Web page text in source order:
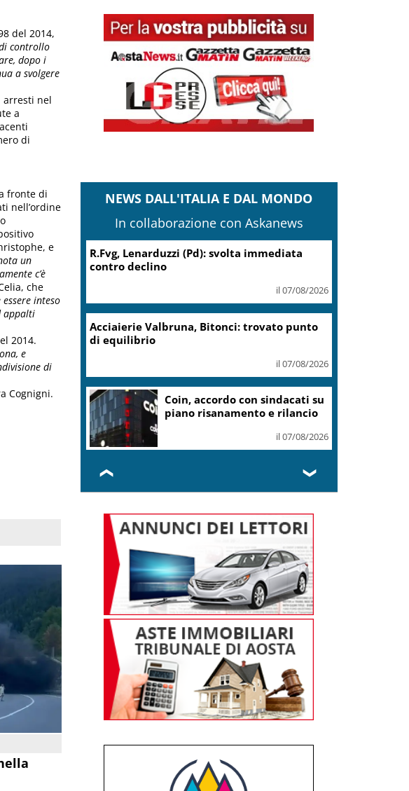
del 2014,
controllo
dopo i
a svolgere
arresti nel
a
di
fronte di
nell’ordine
e
un
c’è
che
inteso
appalti
2014.
e
di
Cognigni.
NEWS DALL'ITALIA E DAL MONDO
In collaborazione con Askanews
R.Fvg, Lenarduzzi (Pd): svolta immediata
contro declino
il 07/08/2026
Acciaierie Valbruna, Bitonci: trovato punto
di equilibrio
il 07/08/2026
Coin, accordo con sindacati su
piano risanamento e rilancio
il 07/08/2026
❮ ❯